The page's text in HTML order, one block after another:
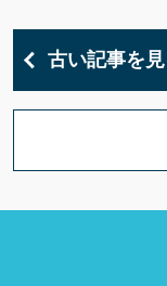
古い記事を